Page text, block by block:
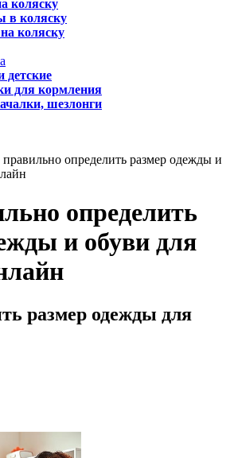
коляску
в коляску
коляску
детские
для кормления
шезлонги
определить размер одежды и
определить
и обуви для
размер одежды для